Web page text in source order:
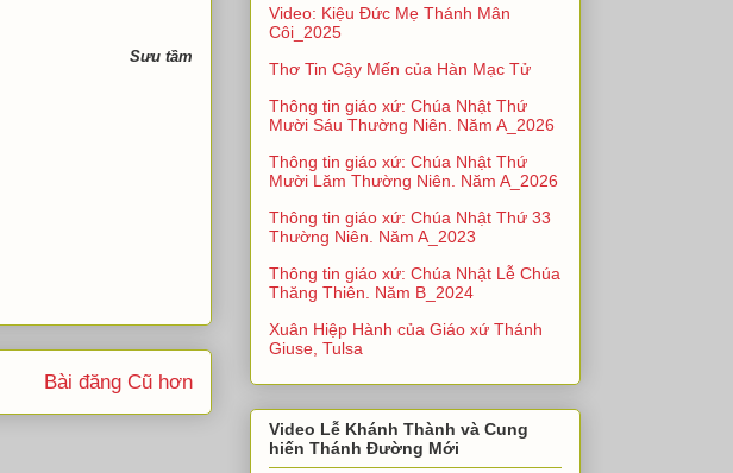
Sưu tầm
Bài đăng Cũ hơn
Video: Kiệu Đức Mẹ Thánh Mân
Côi_2025
Thơ Tin Cậy Mến của Hàn Mạc Tử
Thông tin giáo xứ: Chúa Nhật Thứ
Mười Sáu Thường Niên. Năm A_2026
Thông tin giáo xứ: Chúa Nhật Thứ
Mười Lăm Thường Niên. Năm A_2026
Thông tin giáo xứ: Chúa Nhật Thứ 33
Thường Niên. Năm A_2023
Thông tin giáo xứ: Chúa Nhật Lễ Chúa
Thăng Thiên. Năm B_2024
Xuân Hiệp Hành của Giáo xứ Thánh
Giuse, Tulsa
Video Lễ Khánh Thành và Cung
hiến Thánh Đường Mới